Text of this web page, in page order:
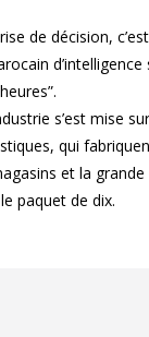
de décision,
s’est mise
qui
et la
paquet de dix.